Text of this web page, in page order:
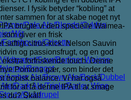
Pale Ale/Blonde/Gylden
Wit
Farmhouse/Grisette
Sour/Berliner Weisse
Braggot
Amber Ale/Brown Ale/Bock/Dubbel
Dark Ale/Triple/Barley Wine
Quadrupel
I fysik betyder “kobling” at
sammen for at skabe noget nyt
brugte vi den specielle Waimea-
giver en frisk
saftigt citrus-kick. Nelson Sauvin
og passionsfrugt, og en god
forfriskende touch. Denne
Pomona gær, som binder det
tropisk balance. Vi har også
for at få denne IPA til at smage
du? Skål!